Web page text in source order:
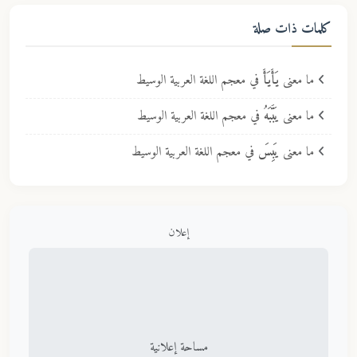
كلمات ذات صلة
ما معنى يَأَيَأَفي معجم اللغة العربية الوسيط
ما معنى يَبَّبَهُفي معجم اللغة العربية الوسيط
ما معنى يَبِسَ في معجم اللغة العربية الوسيط
إعلان
مساحة إعلانية